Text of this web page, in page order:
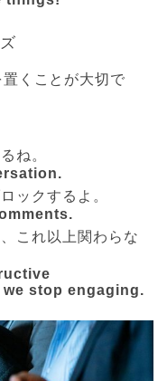
くことが大切で
ね。
ックするよ。
これ以上関わらな
stop engaging.